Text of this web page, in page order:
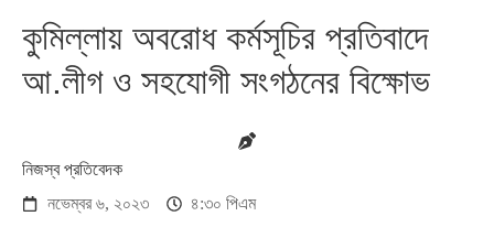
কুমিল্লায় অবরোধ কর্মসূচির প্রতিবাদে
আ.লীগ ও সহযোগী সংগঠনের বিক্ষোভ
নিজস্ব প্রতিবেদক
নভেম্বর ৬, ২০২৩
৪:৩০ পিএম